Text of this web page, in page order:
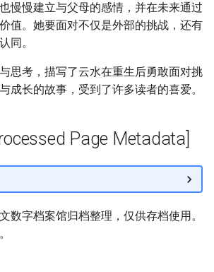
慢慢建立与父母的感情，并在未来通过
值。她要面对不仅是外部的挑战，还有
同。
思考，描写了云水在重生后勇敢面对挑
成长的故事，受到了许多读者的喜爱。
Page Metadata]
数字档案馆归档整理，仅供存档使用。